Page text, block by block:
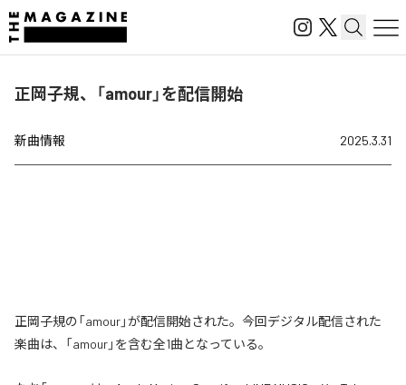
正岡子規、「amour」を配信開始
新曲情報 2025.3.31
正岡子規の「amour」が配信開始された。今回デジタル配信された
楽曲は、「amour」を含む全1曲となっている。